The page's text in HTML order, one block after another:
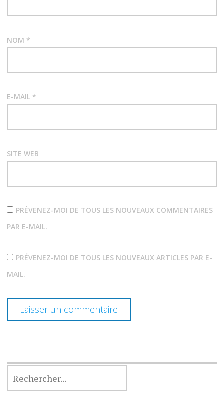
NOM *
E-MAIL *
SITE WEB
PRÉVENEZ-MOI DE TOUS LES NOUVEAUX COMMENTAIRES
PAR E-MAIL.
PRÉVENEZ-MOI DE TOUS LES NOUVEAUX ARTICLES PAR E-
MAIL.